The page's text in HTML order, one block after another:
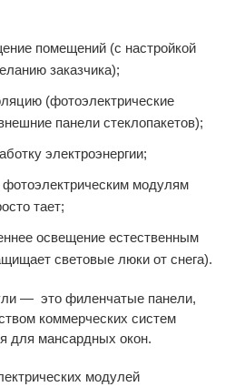
помещений (с настройкой
заказчика);
(фотоэлектрические
панели стеклопакетов);
электроэнергии;
фотоэлектрическим модулям
тает;
освещение естественным
световые люки от снега).
— это филенчатые панели,
коммерческих систем
для мансардных окон.
модулей